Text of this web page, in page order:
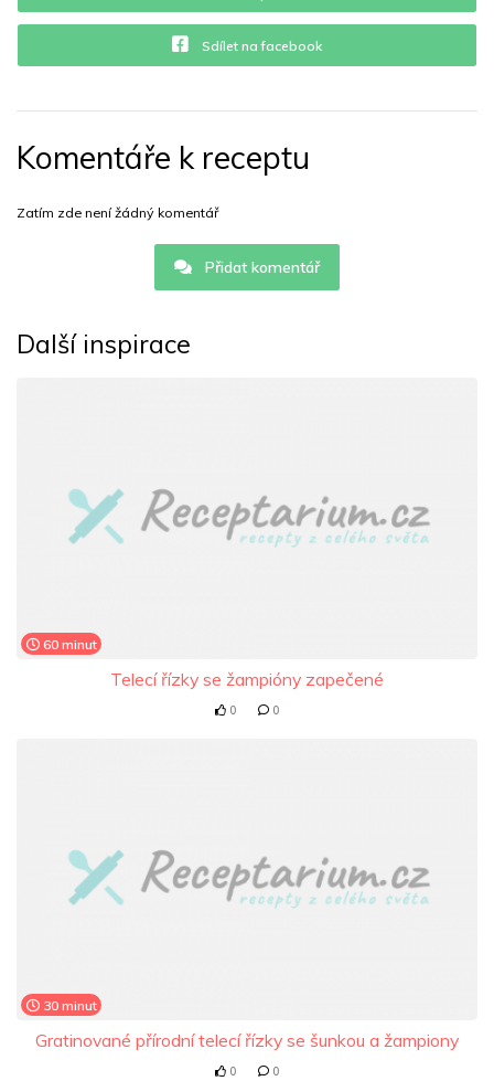
Sdílet na facebook
Komentáře k receptu
Zatím zde není žádný komentář
Přidat komentář
Další inspirace
60 minut
Telecí řízky se žampióny zapečené
0 0
30 minut
Gratinované přírodní telecí řízky se šunkou a žampiony
0 0